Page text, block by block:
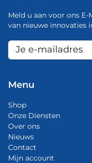
Meld u aan voor ons
van nieuwe innovaties
Menu
Shop
Onze Diensten
Over ons
Nieuws
Contact
Mijn account